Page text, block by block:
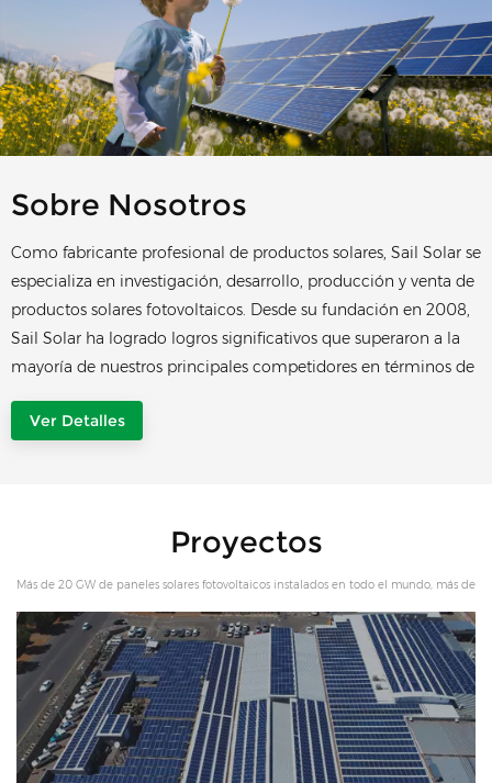
Sobre Nosotros
Como fabricante profesional de productos solares, Sail Solar se
especializa en investigación, desarrollo, producción y venta de
productos solares fotovoltaicos. Desde su fundación en 2008,
Sail Solar ha logrado logros significativos que superaron a la
mayoría de nuestros principales competidores en términos de
innovadores. Sail Solar mantiene su creencia de que la
productos de alta calidad. Hasta ahora, más de 20 GW de
de 150 países. Siguiendo la idea de integrar recursos globales,
integramos completamente capital, tecnología, marcas, redes
y recursos de fabricación, forjando un equipo talentoso, una
plataforma de I + D, un servicio posventa y redes de mercado
para operaciones internacionalizadas, impulsando y
administrando industrias globales. maquetación y desarrollo
de negocio. Con base en las capacidades centrales en
Ver Detalles
Proyectos
Más de 20 GW de paneles solares fotovoltaicos instalados en todo el mundo, más de